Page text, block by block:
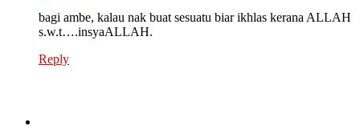
bagi ambe, kalau nak buat sesuatu biar ikhlas kerana ALLAH
s.w.t….insyaALLAH.
Reply